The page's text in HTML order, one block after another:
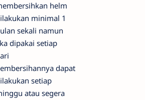
helm
minimal 1
sekali namun
dipakai setiap
dapat
setiap
atau segera